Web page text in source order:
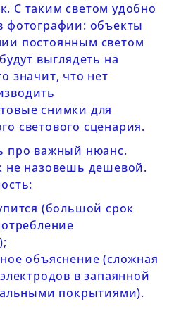
С таким светом удобно
фотографии: объекты
постоянным светом
выглядеть на
значит, что нет
снимки для
светового сценария.
про важный нюанс.
не назовешь дешевой.
(большой срок
объяснение (сложная
в запаянной
покрытиями).